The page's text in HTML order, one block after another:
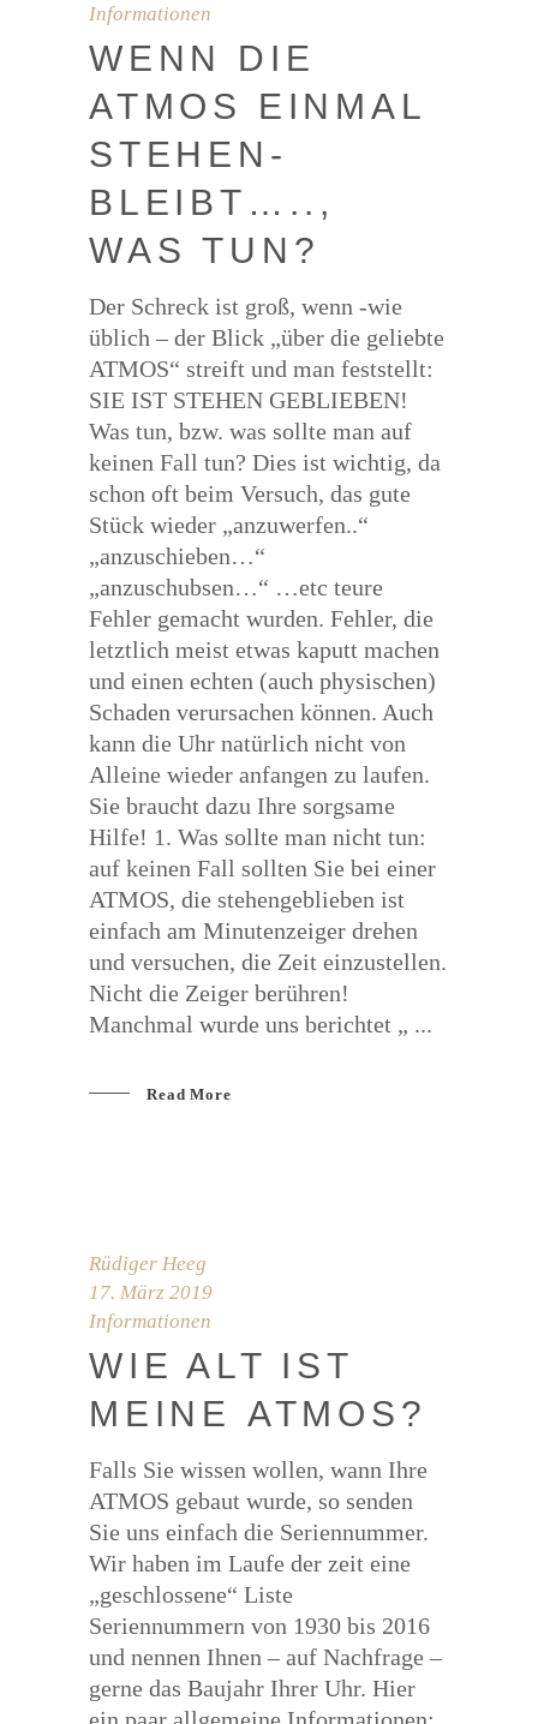
Informationen
WENN DIE
ATMOS EIN­MAL
STE­HEN­
BLEIBT…..,
WAS TUN?
Der Schreck ist groß, wenn -wie
üblich – der Blick „über die geliebte
ATMOS“ streift und man feststellt:
SIE IST STEHEN GEBLIEBEN!
Was tun, bzw. was sollte man auf
keinen Fall tun? Dies ist wichtig, da
schon oft beim Versuch, das gute
Stück wieder „anzuwerfen..“
„anzuschieben…“
„anzuschubsen…“ …etc teure
Fehler gemacht wurden. Fehler, die
letztlich meist etwas kaputt machen
und einen echten (auch physischen)
Schaden verursachen können. Auch
kann die Uhr natürlich nicht von
Alleine wieder anfangen zu laufen.
Sie braucht dazu Ihre sorgsame
Hilfe! 1. Was sollte man nicht tun:
auf keinen Fall sollten Sie bei einer
ATMOS, die stehengeblieben ist
einfach am Minutenzeiger drehen
und versuchen, die Zeit einzustellen.
Nicht die Zeiger berühren!
Manchmal wurde uns berichtet „
Read More
Rüdiger Heeg
17. März 2019
Informationen
WIE ALT IST
MEI­NE ATMOS?
Falls Sie wissen wollen, wann Ihre
ATMOS gebaut wurde, so senden
Sie uns einfach die Seriennummer.
Wir haben im Laufe der zeit eine
„geschlossene“ Liste
Seriennummern von 1930 bis 2016
und nennen Ihnen – auf Nachfrage –
gerne das Baujahr Ihrer Uhr. Hier
ein paar allgemeine Informationen: